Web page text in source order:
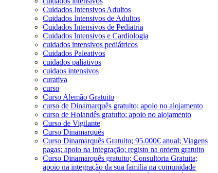
Cuidados Intensivos Adultos
Cuidados Intensivos de Adultos
Cuidados Intensivos de Pediatria
Cuidados Intensivos e Cardiologia
cuidados intensivos pediátricos
Cuidados Paleativos
cuidados paliativos
cuidaos intensivos
curativa
curso
Curso Alemão Gratuito
curso de Dinamarquês gratuito; apoio no alojamento
curso de Holandês gratuito; apoio no alojamento
Curso de Vigilante
Curso Dinamarquês
Curso Dinamarquês Gratuito; 95.000€ anual; Viagens
pagas; apoio na integração; registo na ordem gratuito
Curso Dinamarquês gratuito; Consultoria Gratuita;
apoio na integração da sua família na comunidade